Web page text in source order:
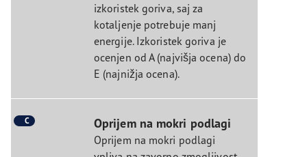
izkoristek goriva, saj za
kotaljenje potrebuje manj
energije. Izkoristek goriva je
ocenjen od A (najvišja ocena) do
E (najnižja ocena).
C Oprijem na mokri podlagi
Oprijem na mokri podlagi